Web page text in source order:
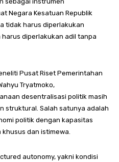
Negara Kesatuan Republik
tidak harus diperlakukan
diperlakukan adil tanpa
Pusat Riset Pemerintahan
Tryatmoko,
desentralisasi politik masih
struktural. Salah satunya adalah
politik dengan kapasitas
dan istimewa.
autonomy, yakni kondisi